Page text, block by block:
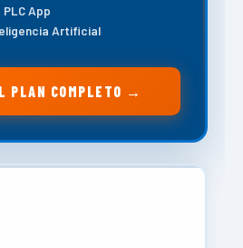
App
Artificial
PLAN COMPLETO →